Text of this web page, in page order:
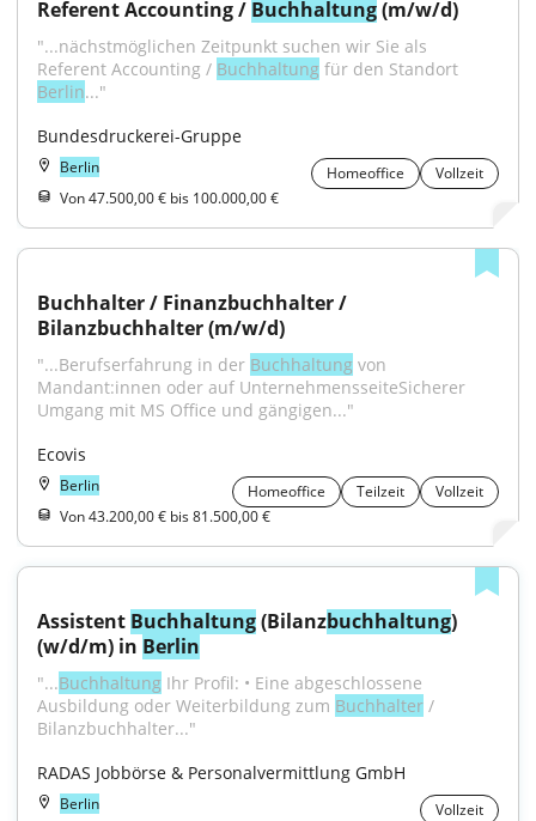
Referent Accounting / Buchhaltung (m/w/d)
"...nächstmöglichen Zeitpunkt suchen wir Sie als
Referent Accounting / Buchhaltung
Berlin..."
Bundesdruckerei-Gruppe
Berlin Homeoffice
Vollzeit
Von 47.500,00 € bis 100.000,00 €
Buchhalter / Finanzbuchhalter /
Bilanzbuchhalter (m/w/d)
"...Berufserfahrung in der Buchhaltung von
Mandant:innen oder auf UnternehmensseiteSicherer
Umgang mit MS Office und gängigen..."
Ecovis
Berlin Homeoffice Teilzeit
Vollzeit
Von 43.200,00 € bis 81.500,00 €
Assistent Buchhaltung (Bilanzbuchhaltung)
(w/d/m) in Berlin
"...Buchhaltung Ihr Profil: • Eine abgeschlossene
Ausbildung oder Weiterbildung zum Buchhalter /
Bilanzbuchhalter..."
RADAS Jobbörse & Personalvermittlung GmbH
Berlin Vollzeit